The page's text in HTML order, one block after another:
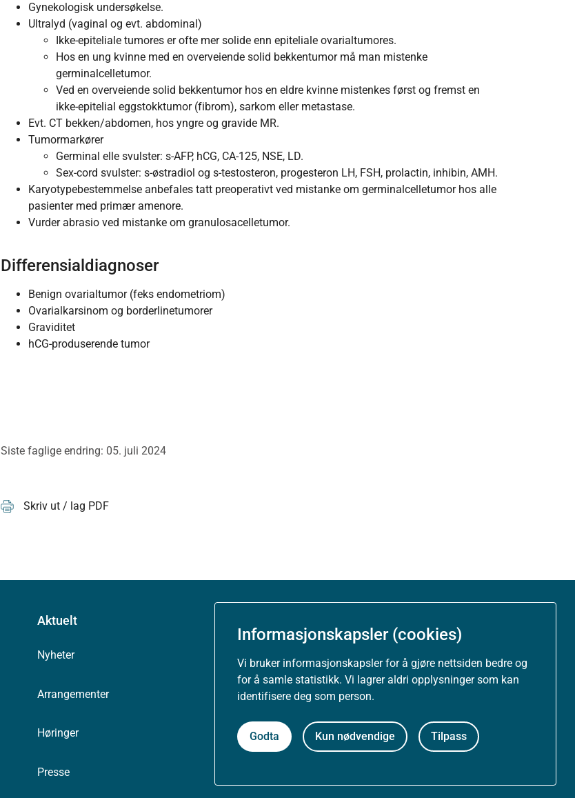
Informasjonskapsler (cookies)
Vi bruker informasjonskapsler for å gjøre nettsiden bedre og
for å samle statistikk. Vi lagrer aldri opplysninger som kan
identifisere deg som person.
Godta Kun nødvendige Tilpass
Gynekologisk undersøkelse.
Ultralyd (vaginal og evt. abdominal)
Ikke-epiteliale tumores er ofte mer solide enn epiteliale ovarialtumores.
Hos en ung kvinne med en overveiende solid bekkentumor må man mistenke
germinalcelletumor.
Ved en overveiende solid bekkentumor hos en eldre kvinne mistenkes først og fremst en
ikke-epitelial eggstokktumor (fibrom), sarkom eller metastase.
Evt. CT bekken/abdomen, hos yngre og gravide MR.
Tumormarkører
Germinal elle svulster: s-AFP, hCG, CA-125, NSE, LD.
Sex-cord svulster: s-østradiol og s-testosteron, progesteron LH, FSH, prolactin, inhibin, AMH.
Karyotypebestemmelse anbefales tatt preoperativt ved mistanke om germinalcelletumor hos alle
pasienter med primær amenore.
Vurder abrasio ved mistanke om granulosacelletumor.
Differensialdiagnoser
Benign ovarialtumor (feks endometriom)
Ovarialkarsinom og borderlinetumorer
Graviditet
hCG-produserende tumor
Siste faglige endring: 05. juli 2024
Skriv ut / lag PDF
Aktuelt
Nyheter
Arrangementer
Høringer
Presse
Tilgjengelighetserklæring (uustatus.no)
Besøksstatistikk og informasjonskapsler